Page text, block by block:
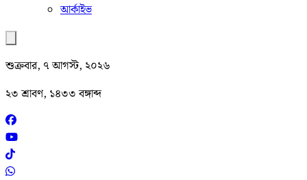
আর্কাইভ
শুক্রবার, ৭ আগস্ট, ২০২৬
২৩ শ্রাবণ, ১৪৩৩ বঙ্গাব্দ